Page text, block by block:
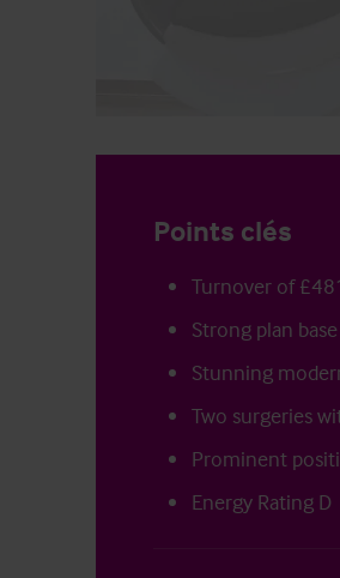
Points clés
Turnover of
Strong plan
Stunning
Two surgeries
Prominent
Energy Rating D